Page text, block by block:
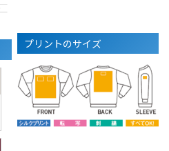
プリントのサイズ